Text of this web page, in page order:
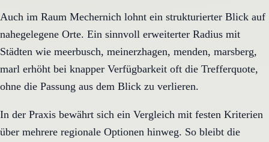
Auch im Raum Mechernich lohnt ein strukturierter Blick auf
nahegelegene Orte. Ein sinnvoll erweiterter Radius mit
Städten wie meerbusch, meinerzhagen, menden, marsberg,
marl erhöht bei knapper Verfügbarkeit oft die Trefferquote,
ohne die Passung aus dem Blick zu verlieren.
In der Praxis bewährt sich ein Vergleich mit festen Kriterien
über mehrere regionale Optionen hinweg. So bleibt die